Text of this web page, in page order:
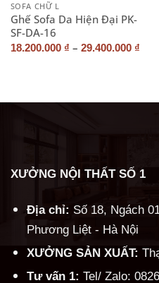
SOFA CHỮ L
Ghế Sofa Da Hiện Đại PK-
SF-DA-16
18.200.000 ₫ – 29.400.000 ₫
XƯỞNG NỘI THẤT SỐ 1
Địa chỉ: Số 18, Ngách
Phương Liệt - Hà Nội
XƯỞNG SẢN XUẤT:
Tư vấn 1: Tel/ Zalo: